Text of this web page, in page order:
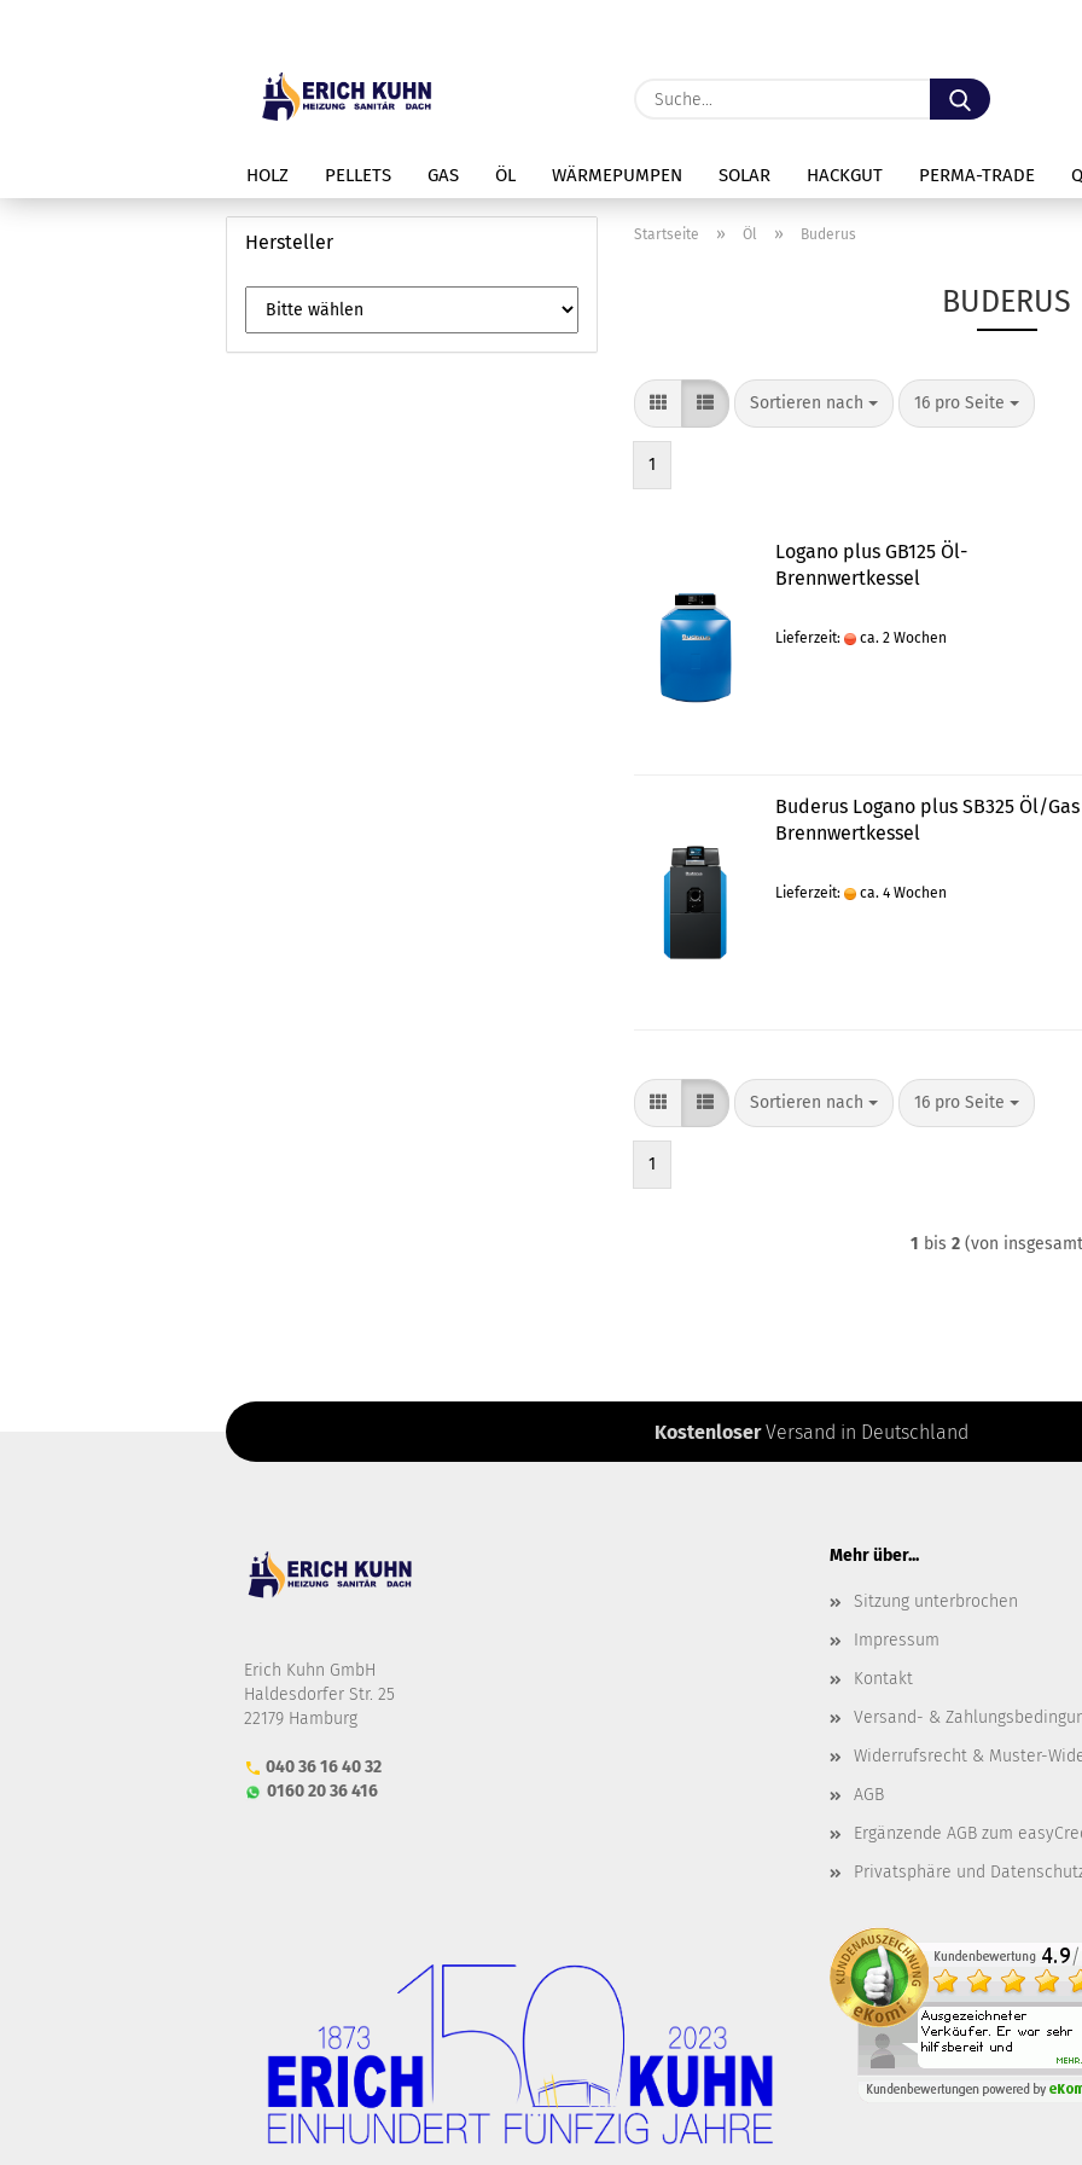
LieferlandSuche...
HOLZ PELLETS GAS ÖL WÄRMEPUMPEN SOLAR HACKGUT PERMA-TRADE
Startseite » Öl » Buderus
BUDERUS
Sortieren nach
Sortieren nach 16 pro Seite
pro Seite
1
Logano plus GB125 Öl-
Brennwertkessel
Lieferzeit: ca. 2 Wochen
Buderus Logano plus SB325 Öl/Gas
Brennwertkessel
Lieferzeit: ca. 4 Wochen
Sortieren nach
Sortieren nach 16 pro Seite
pro Seite
1
1 bis2 (von
Hersteller
KostenloserVersand in Deutschland
Erich Kuhn GmbH
Haldesdorfer Str. 25
22179 Hamburg
040 36 16 40 32
0160 20 36 416
Mehr über...
Sitzung unterbrochen
Impressum
Kontakt
Versand- &
Widerrufsrecht & Muster-
AGB
Ergänzende AGB zum
Privatsphäre und